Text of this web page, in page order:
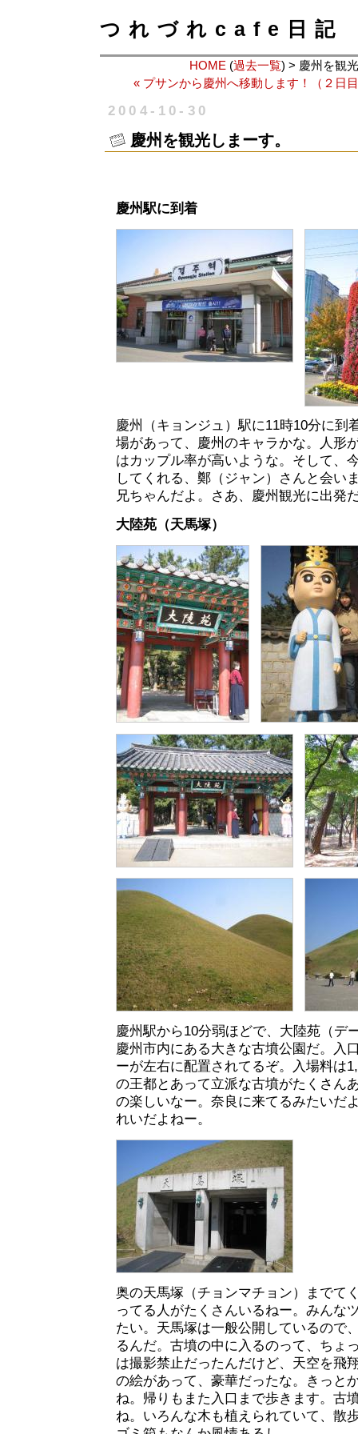
つれづれcafe日記
HOME (過去一覧) > 慶州を観
« プサンから慶州へ移動します！（２日
2004-10-30
慶州を観光しまーす。
慶州駅に到着
慶州（キョンジュ）駅に11時10分に到
場があって、慶州のキャラかな。人形
はカップル率が高いような。そして、
してくれる、鄭（ジャン）さんと会い
兄ちゃんだよ。さあ、慶州観光に出発
大陸苑（天馬塚）
慶州駅から10分弱ほどで、大陸苑（デ
慶州市内にある大きな古墳公園だ。入
ーが左右に配置されてるぞ。入場料は
の王都とあって立派な古墳がたくさん
の楽しいなー。奈良に来てるみたいだ
れいだよねー。
奥の天馬塚（チョンマチョン）までて
ってる人がたくさんいるねー。みんな
たい。天馬塚は一般公開しているので
るんだ。古墳の中に入るのって、ちょ
は撮影禁止だったんだけど、天空を飛
の絵があって、豪華だったな。きっと
ね。帰りもまた入口まで歩きます。古
ね。いろんな木も植えられていて、散